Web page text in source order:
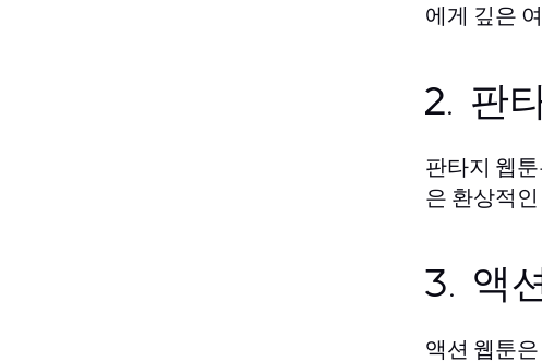
에게 깊은
2. 판
판타지 웹
은 환상적
3. 액
액션 웹툰